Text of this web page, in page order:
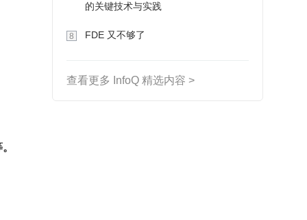
的关键技术与实践
8 FDE 又不够了
查看更多 InfoQ 精选内容 >